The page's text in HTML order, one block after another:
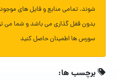
شوند. تمامی منابع و فایل های
بدون قفل گذاری می باشد و شما می
سورس ها اطمینان حاصل کنید
برچسب ها: